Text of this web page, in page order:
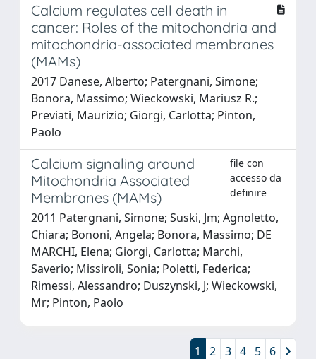
Calcium regulates cell death in
cancer: Roles of the mitochondria and
mitochondria-associated membranes
(MAMs)
2017 Danese, Alberto; Patergnani, Simone;
Bonora, Massimo; Wieckowski, Mariusz R.;
Previati, Maurizio; Giorgi, Carlotta; Pinton,
Paolo
Calcium signaling around
Mitochondria Associated
Membranes (MAMs)
file con
accesso da
definire
2011 Patergnani, Simone; Suski, Jm; Agnoletto,
Chiara; Bononi, Angela; Bonora, Massimo; DE
MARCHI, Elena; Giorgi, Carlotta; Marchi,
Saverio; Missiroli, Sonia; Poletti, Federica;
Rimessi, Alessandro; Duszynski, J; Wieckowski,
Mr; Pinton, Paolo
1 2 3 4 5 6